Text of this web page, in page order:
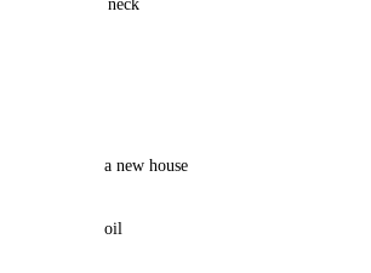
a new house
oil